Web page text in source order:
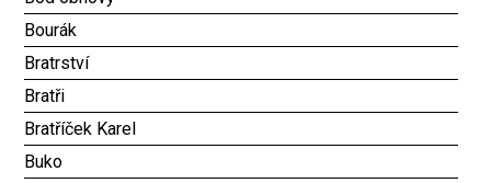
Bourák
Bratrství
Bratři
Bratříček Karel
Buko